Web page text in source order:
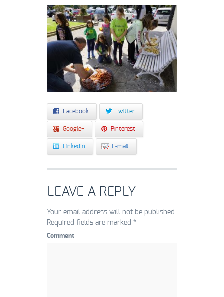
Facebook Twitter
Google+ Pinterest
LinkedIn E-mail
LEAVE A REPLY
Your email address will not be published.
Required fields are marked *
Comment